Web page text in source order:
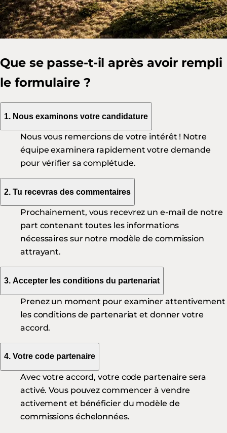
Que se passe-t-il après avoir rempli
le formulaire ?
1. Nous examinons votre candidature
Nous vous remercions de votre intérêt ! Notre
équipe examinera rapidement votre demande
pour vérifier sa complétude.
2. Tu recevras des commentaires
Prochainement, vous recevrez un e-mail de notre
part contenant toutes les informations
nécessaires sur notre modèle de commission
attrayant.
3. Accepter les conditions du partenariat
Prenez un moment pour examiner attentivement
les conditions de partenariat et donner votre
accord.
4. Votre code partenaire
Avec votre accord, votre code partenaire sera
activé. Vous pouvez commencer à vendre
activement et bénéficier du modèle de
commissions échelonnées.